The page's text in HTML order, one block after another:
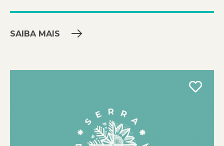
SAIBA MAIS